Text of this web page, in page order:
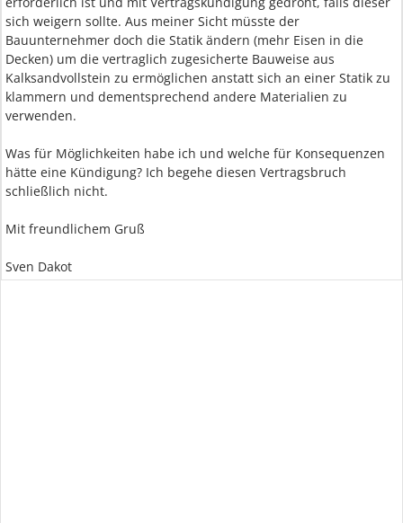
sich weigern sollte. Aus meiner Sicht müsste der
Bauunternehmer doch die Statik ändern (mehr Eisen in die
Decken) um die vertraglich zugesicherte Bauweise aus
Kalksandvollstein zu ermöglichen anstatt sich an einer Statik zu
klammern und dementsprechend andere Materialien zu
verwenden.
Was für Möglichkeiten habe ich und welche für Konsequenzen
hätte eine Kündigung? Ich begehe diesen Vertragsbruch
schließlich nicht.
Mit freundlichem Gruß
Sven Dakot